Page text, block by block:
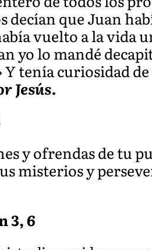
decían que Juan
vuelto a la vida
yo lo mandé
Y tenía curiosidad de
Jesús.
y ofrendas de tu
misterios y
3, 6